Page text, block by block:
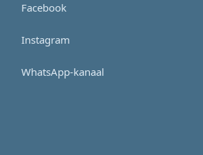
Facebook
Instagram
WhatsApp-kanaal